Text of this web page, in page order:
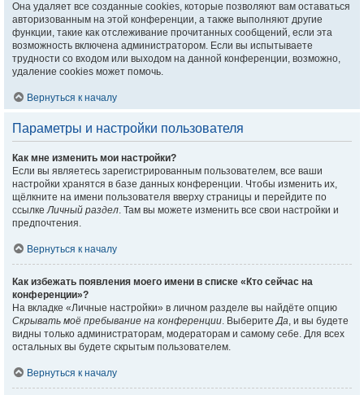
Она удаляет все созданные cookies, которые позволяют вам оставаться
авторизованным на этой конференции, а также выполняют другие
функции, такие как отслеживание прочитанных сообщений, если эта
возможность включена администратором. Если вы испытываете
трудности со входом или выходом на данной конференции, возможно,
удаление cookies может помочь.
Вернуться к началу
Параметры и настройки пользователя
Как мне изменить мои настройки?
Если вы являетесь зарегистрированным пользователем, все ваши
настройки хранятся в базе данных конференции. Чтобы изменить их,
щёлкните на имени пользователя вверху страницы и перейдите по
ссылкеЛичный раздел. Там вы можете изменить все свои настройки и
предпочтения.
Вернуться к началу
Как избежать появления моего имени в списке «Кто сейчас на
конференции»?
На вкладке «Личные настройки» в личном разделе вы найдёте опцию
Скрывать моё пребывание на конференции. ВыберитеДа, и вы будете
видны только администраторам, модераторам и самому себе. Для всех
остальных вы будете скрытым пользователем.
Вернуться к началу